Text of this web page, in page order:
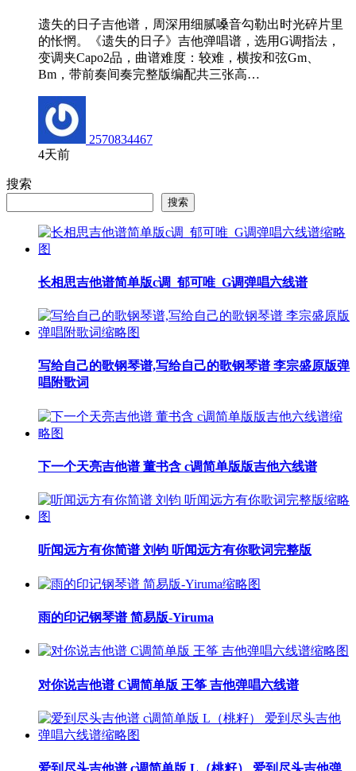
遗失的日子吉他谱，周深用细腻嗓音勾勒出时光碎片里
的怅惘。《遗失的日子》吉他弹唱谱，选用G调指法，
变调夹Capo2品，曲谱难度：较难，横按和弦Gm、
Bm，带前奏间奏完整版编配共三张高…
2570834467
4天前
搜索
搜索
长相思吉他谱简单版c调_郁可唯_G调弹唱六线谱
写给自己的歌钢琴谱,写给自己的歌钢琴谱 李宗盛原版弹
唱附歌词
下一个天亮吉他谱 董书含 c调简单版版吉他六线谱
听闻远方有你简谱 刘钧 听闻远方有你歌词完整版
雨的印记钢琴谱 简易版-Yiruma
对你说吉他谱 C调简单版 王筝 吉他弹唱六线谱
爱到尽头吉他谱 c调简单版 L（桃籽） 爱到尽头吉他弹